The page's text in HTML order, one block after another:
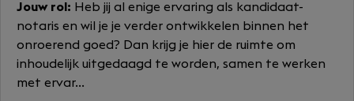
Jouw rol: Heb jij al enige ervaring als kandidaat-
notaris en wil je je verder ontwikkelen binnen het
onroerend goed? Dan krijg je hier de ruimte om
inhoudelijk uitgedaagd te worden, samen te werken
met ervar...